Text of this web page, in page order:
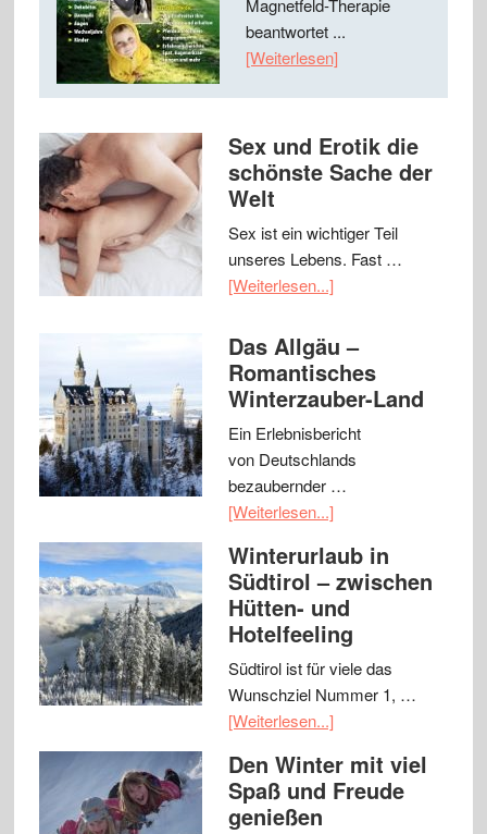
Magnetfeld-Therapie
beantwortet ...
[Weiterlesen]
Sex und Erotik die
schönste Sache der
Welt
Sex ist ein wichtiger Teil
unseres Lebens. Fast …
[Weiterlesen...]
Das Allgäu –
Romantisches
Winterzauber-Land
Ein Erlebnisbericht
von Deutschlands
bezaubernder …
[Weiterlesen...]
Winterurlaub in
Südtirol – zwischen
Hütten- und
Hotelfeeling
Südtirol ist für viele das
Wunschziel Nummer 1, …
[Weiterlesen...]
Den Winter mit viel
Spaß und Freude
genießen